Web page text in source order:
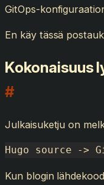
GitOps-
En käy tässä
Kokonaisuus
#
Julkaisuketju on
Hugo source ->
Kun blogin